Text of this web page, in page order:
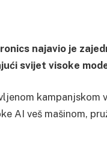
najavio je
svijet visoke
kampanjskom
AI veš mašinom,